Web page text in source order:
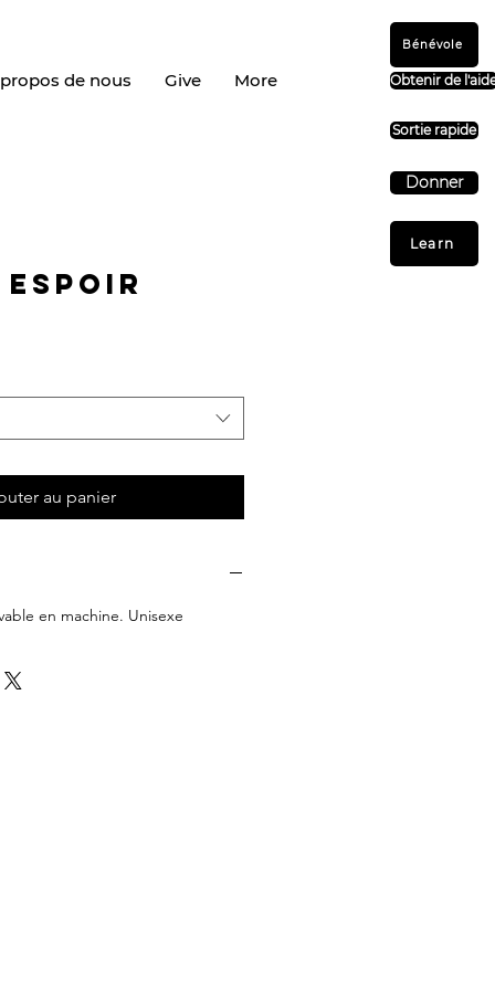
Learn
Sortie rapide
Obtenir de
Donner
Bénévole
de nous Give More
au panier
en machine. Unisexe